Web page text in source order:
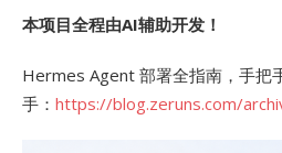
本项目全程由AI辅助开发！
Hermes Agent 部署全指南，手把
手： https://blog.zeruns.com/